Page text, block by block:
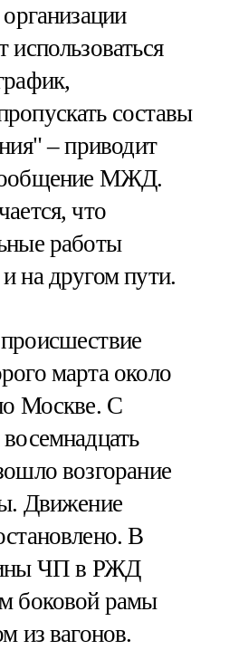
использоваться
составы
– приводит
МЖД.
что
работы
на другом пути.
марта около
Москве. С
возгорание
Движение
В
ЧП в РЖД
боковой рамы
из вагонов.